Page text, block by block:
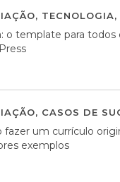
, TECNOLOGIA,
o template para todos
, CASOS DE
fazer um currículo
exemplos